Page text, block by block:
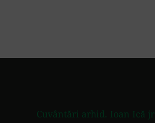
Cuvântări arhid. Ioan Ică jr